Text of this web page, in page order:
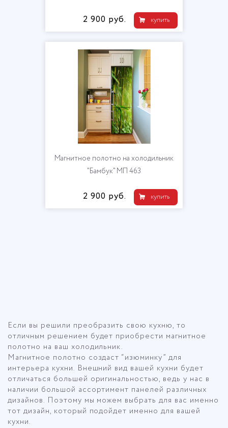
Описание для категории Магнитное
Если вы решили преобразить свою кухню, то
отличным решением будет приобрести магнитное
полотно на ваш холодильник.
Магнитное полотно создаст “изюминку” для
интерьера кухни. Внешний вид вашей кухни будет
отличаться большей оригинальностью, ведь у нас в
наличии большой ассортимент панелей различных
дизайнов. Поэтому мы можем выбрать для вас именно
тот дизайн, который подойдет именно для вашей
кухни.
купить
2 900 руб.
Магнитное полотно на холодильник
"Бамбук" МП 463
купить
2 900 руб.